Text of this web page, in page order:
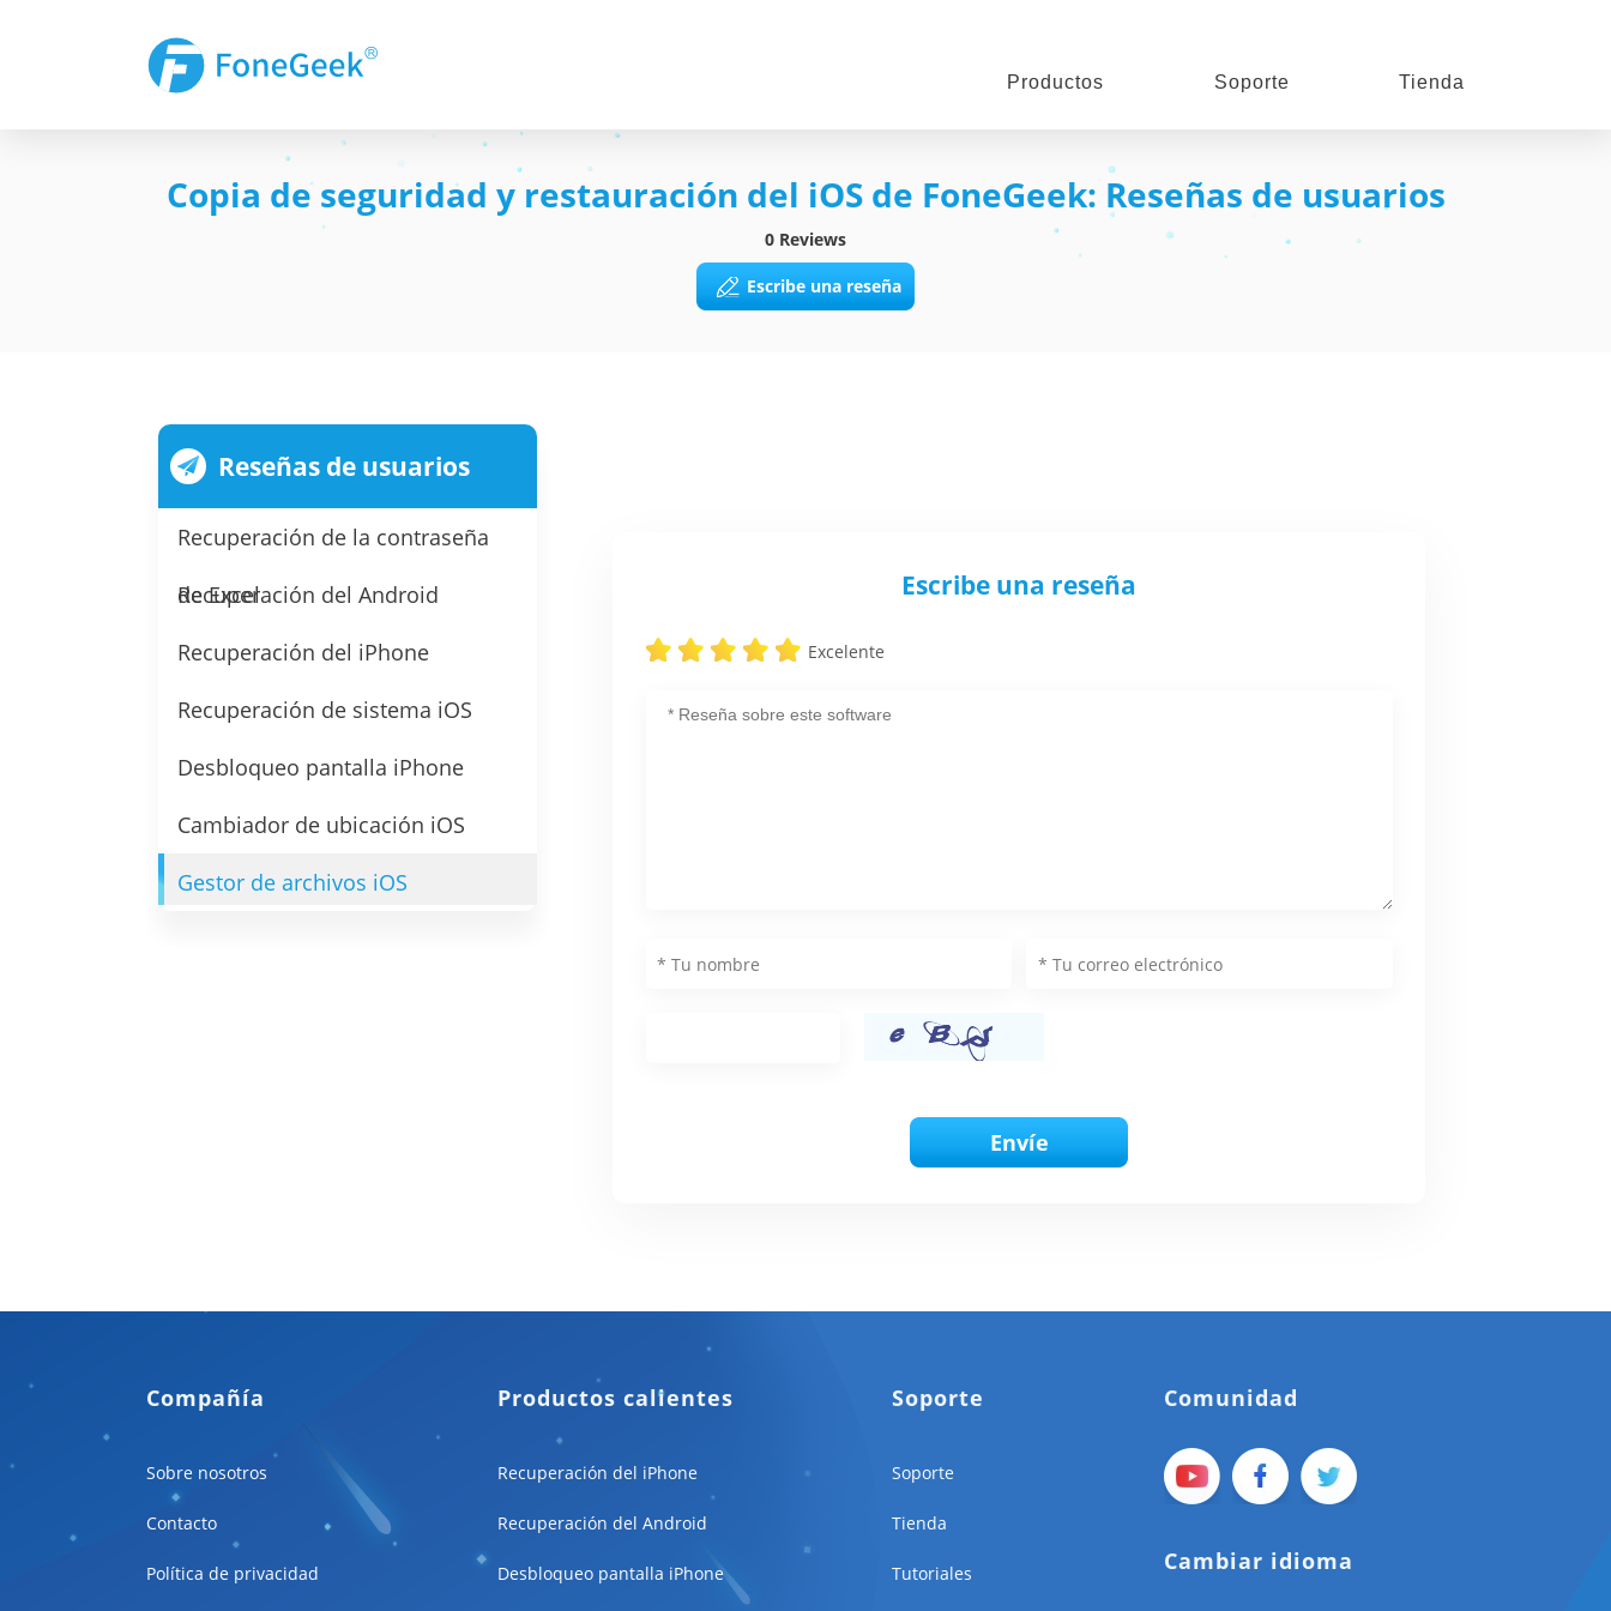
Productos Soporte Tienda
Copia de seguridad y restauración del iOS de FoneGeek: Reseñas de usuarios
0 Reviews
Escribe una reseña
Reseñas de usuarios
Recuperación de la contraseña
de Excel
Recuperación del Android
Recuperación del iPhone
Recuperación de sistema iOS
Desbloqueo pantalla iPhone
Cambiador de ubicación iOS
Gestor de archivos iOS
Escribe una reseña
Excelente
Envíe
Compañía
Sobre nosotros
Contacto
Política de privacidad
Productos calientes
Recuperación del iPhone
Recuperación del Android
Desbloqueo pantalla iPhone
Soporte
Soporte
Tienda
Tutoriales
Comunidad
Cambiar idioma